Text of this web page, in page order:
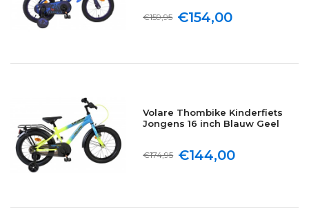
€154,00
€159,95
Volare Thombike Kinderfiets
Jongens 16 inch Blauw Geel
€144,00
€174,95